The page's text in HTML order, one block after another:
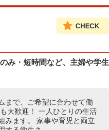
CHECK
み・短時間など、主婦や学生
まで、ご希望に合わせて働
大歓迎！ 一人ひとりの生活
みます。 家事や育児と両立